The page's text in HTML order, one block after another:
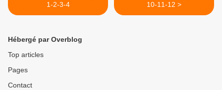
1-2-3-4
10-11-12 >
Hébergé par Overblog
Top articles
Pages
Contact